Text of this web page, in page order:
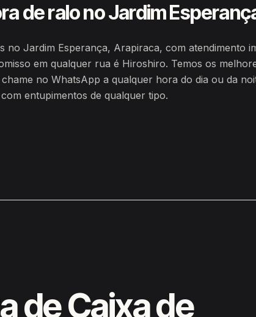
de ralo no Jardim
no Jardim Esperança, Arapiraca, com atendimento
em qualquer rua é Hiroshiro. Temos os
no WhatsApp a qualquer hora do dia ou da
entupimentos de qualquer tipo.
de Caixa de